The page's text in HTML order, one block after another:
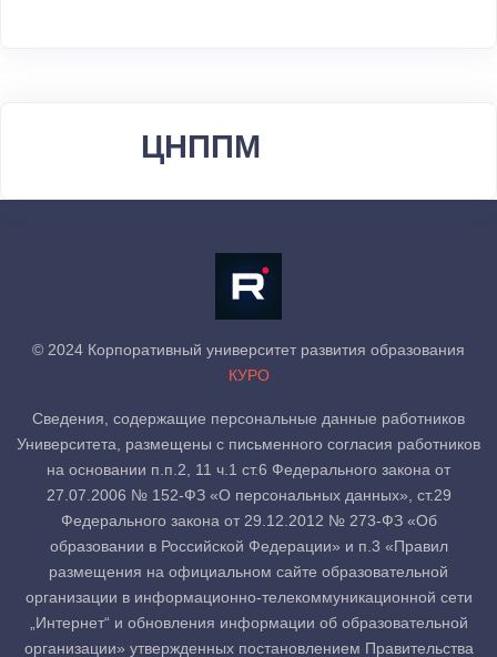
ЦНППМ
© 2024 Корпоративный университет развития образования
КУРО
Сведения, содержащие персональные данные работников
Университета, размещены с письменного согласия работников
на основании п.п.2, 11 ч.1 ст.6 Федерального закона от
27.07.2006 № 152-ФЗ «О персональных данных», ст.29
Федерального закона от 29.12.2012 № 273-ФЗ «Об
образовании в Российской Федерации» и п.3 «Правил
размещения на официальном сайте образовательной
организации в информационно-телекоммуникационной сети
„Интернет“ и обновления информации об образовательной
организации» утвержденных постановлением Правительства